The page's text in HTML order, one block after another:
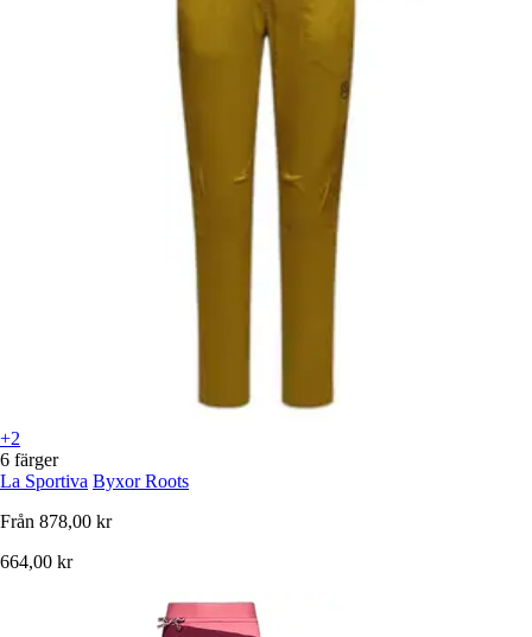
+2
6 färger
La Sportiva Byxor Roots
Från 878,00 kr
664,00 kr